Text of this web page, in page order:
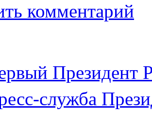
комментарий
Президент
служба